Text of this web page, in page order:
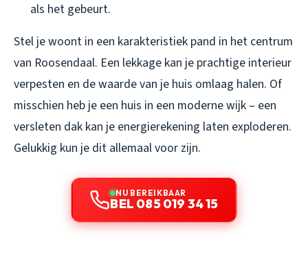
als het gebeurt.
Stel je woont in een karakteristiek pand in het centrum
van Roosendaal. Een lekkage kan je prachtige interieur
verpesten en de waarde van je huis omlaag halen. Of
misschien heb je een huis in een moderne wijk – een
versleten dak kan je energierekening laten exploderen.
Gelukkig kun je dit allemaal voor zijn.
NU BEREIKBAAR
BEL 085 019 34 15